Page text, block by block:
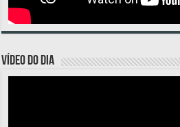
VÍDEO DO DIA